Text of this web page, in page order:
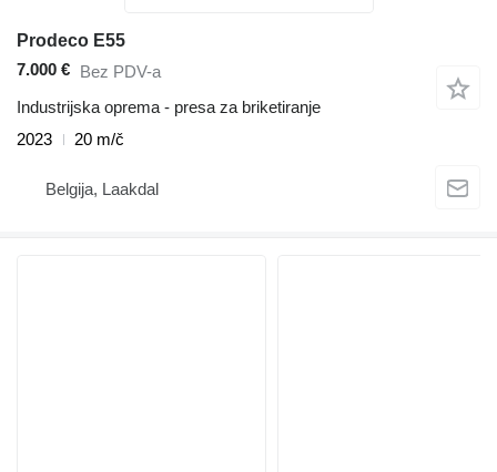
Prodeco E55
7.000 € Bez PDV-a
Industrijska oprema - presa za briketiranje
2023
20 m/č
Belgija, Laakdal